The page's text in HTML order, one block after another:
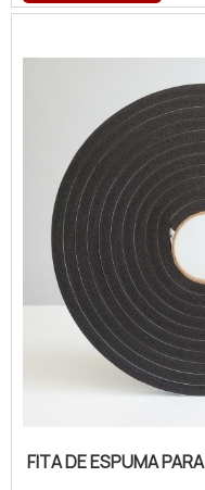
fita de espuma para
ou amarelam. MAIS
FITA DE ESPUMA